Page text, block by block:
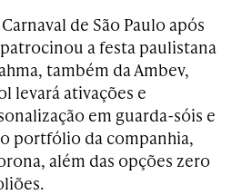
de São Paulo após
a festa paulistana
também da Ambev,
levará ativações e
em guarda-sóis e
portfólio da companhia,
além das opções zero